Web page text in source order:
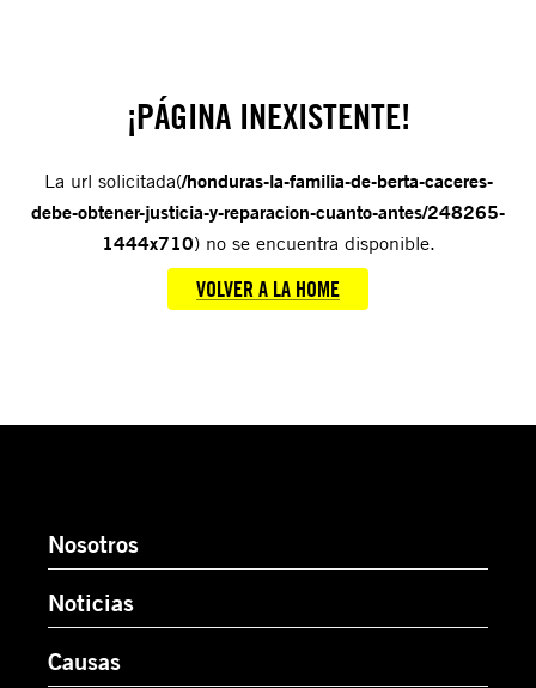
¡PÁGINA INEXISTENTE!
La url solicitada(/honduras-la-familia-de-berta-caceres-
debe-obtener-justicia-y-reparacion-cuanto-antes/248265-
1444x710) no se encuentra disponible.
VOLVER A LA HOME
Nosotros
Noticias
Causas